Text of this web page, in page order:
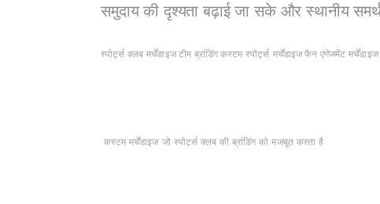
समुदाय की दृश्यता बढ़ाई जा सके और स्थानीय
स्पोर्ट्स क्लब मर्चेंडाइज·टीम ब्रांडिंग ·कस्टम स्पोर्ट्स मर्चेंडाइज·फैन एंगेजमेंट मर्चेंडाइज
कस्टम मर्चेंडाइज जो स्पोर्ट्स क्लब की ब्रांडिंग को मजबूत करता है